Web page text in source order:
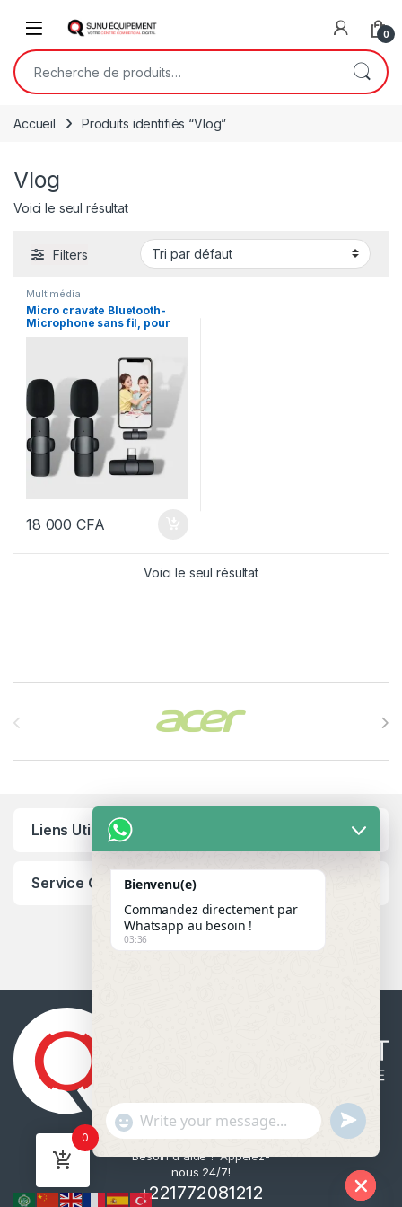
Open 0
Recherche pour :
Accueil Produits identifiés “Vlog”
Vlog
Voici le seul résultat
Filters
Multimédia
Micro cravate Bluetooth-
Microphone sans fil, pour
Facebook, Vlog, TikTok
18 000CFA
Voici le seul résultat
Liens Utiles
Service Client
Besoin d'aide ? Appelez-
nous 24/7!
+221772081212
0
Bienvenu(e)
Commandez directement par
Whatsapp au besoin !
03:36
"
+
c
a
WhatsApp Message
u
n
d